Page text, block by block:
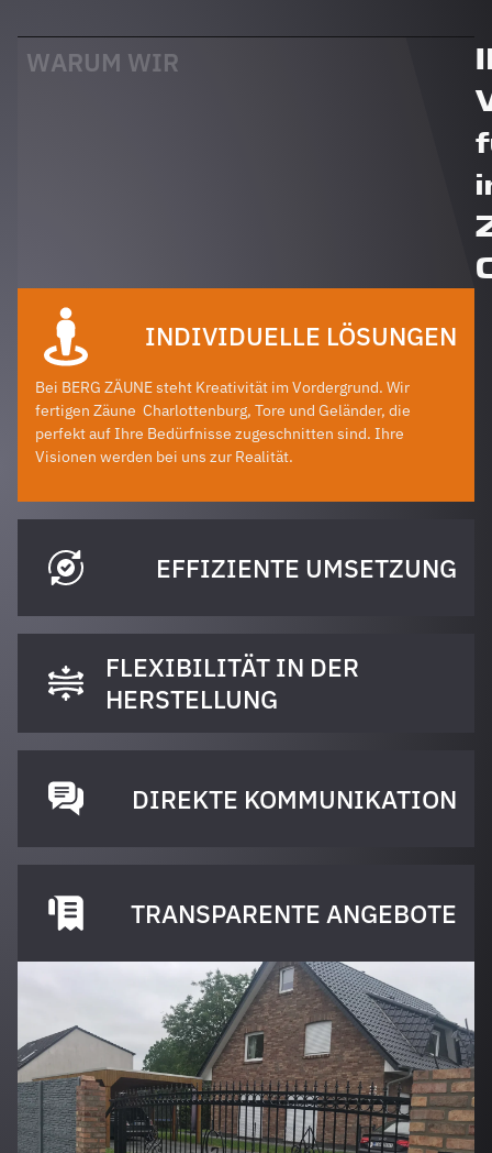
Honig.
WARUM WIR
INDIVIDUELLE LÖSUNGEN
Bei BERG ZÄUNE steht Kreativität im Vordergrund. Wir
fertigen Zäune Charlottenburg, Tore und Geländer, die
perfekt auf Ihre Bedürfnisse zugeschnitten sind. Ihre
Visionen werden bei uns zur Realität.
EFFIZIENTE UMSETZUNG
FLEXIBILITÄT IN DER
HERSTELLUNG
DIREKTE KOMMUNIKATION
TRANSPARENTE ANGEBOTE